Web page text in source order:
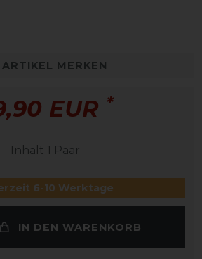
ARTIKEL MERKEN
EUR *
Inhalt 1 Paar
6-10 Werktage
IN DEN WARENKORB